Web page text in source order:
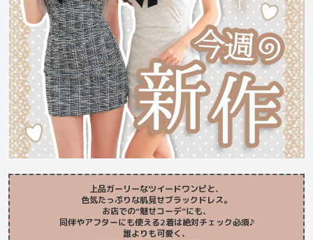
上品ガーリーなツイードワンピと、
色気たっぷりな肌見せブラックドレス。
お店での“魅せコーデ”にも、
同伴やアフターにも使える2着は絶対チェック必須♪
誰よりも可愛く、